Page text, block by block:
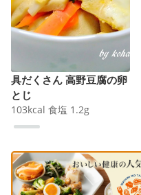
具だくさん 高野豆腐の卵
とじ
103kcal 食塩 1.2g